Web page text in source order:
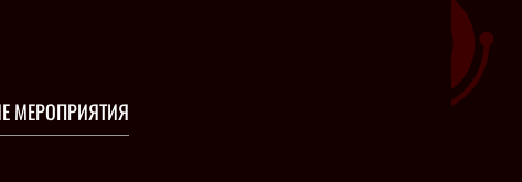
МЕРОПРИЯТИЯ